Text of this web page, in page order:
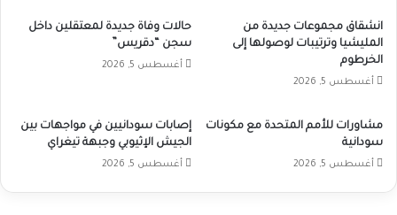
انشقاق مجموعات جديدة من
المليشيا وترتيبات لوصولها إلى
الخرطوم
أغسطس 5, 2026
حالات وفاة جديدة لمعتقلين داخل
سجن “دقريس”
أغسطس 5, 2026
مشاورات للأمم المتحدة مع مكونات
سودانية
أغسطس 5, 2026
إصابات سودانيين في مواجهات بين
الجيش الإثيوبي وجبهة تيغراي
أغسطس 5, 2026